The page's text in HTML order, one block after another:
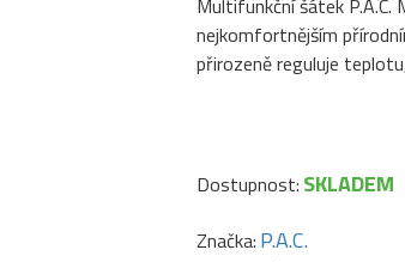
Multifunkční šátek
nejkomfortnějším
přirozeně reguluje
Dostupnost: SKLADEM
Značka: P.A.C.